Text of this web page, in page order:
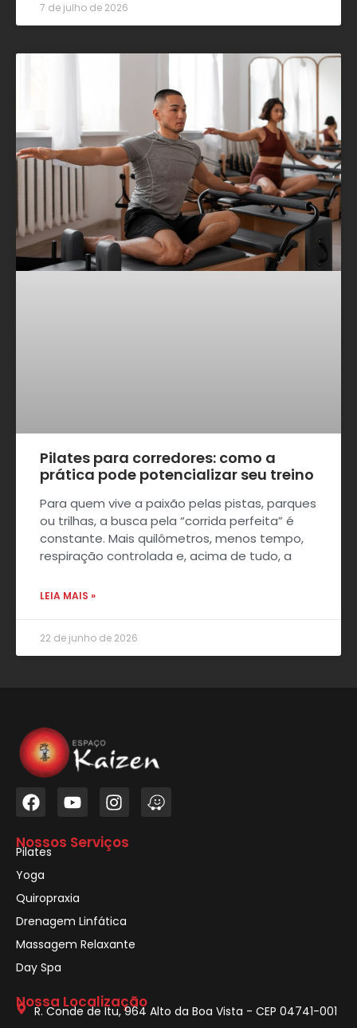
7 de julho de 2026
Pilates para corredores: como a
prática pode potencializar seu treino
Para quem vive a paixão pelas pistas, parques
ou trilhas, a busca pela “corrida perfeita” é
constante. Mais quilômetros, menos tempo,
respiração controlada e, acima de tudo, a
LEIA MAIS »
22 de junho de 2026
Nossos Serviços
Pilates
Yoga
Quiropraxia
Drenagem Linfática
Massagem Relaxante
Day Spa
Nossa Localização
R. Conde de Itu, 964 Alto da Boa Vista - CEP 04741-001